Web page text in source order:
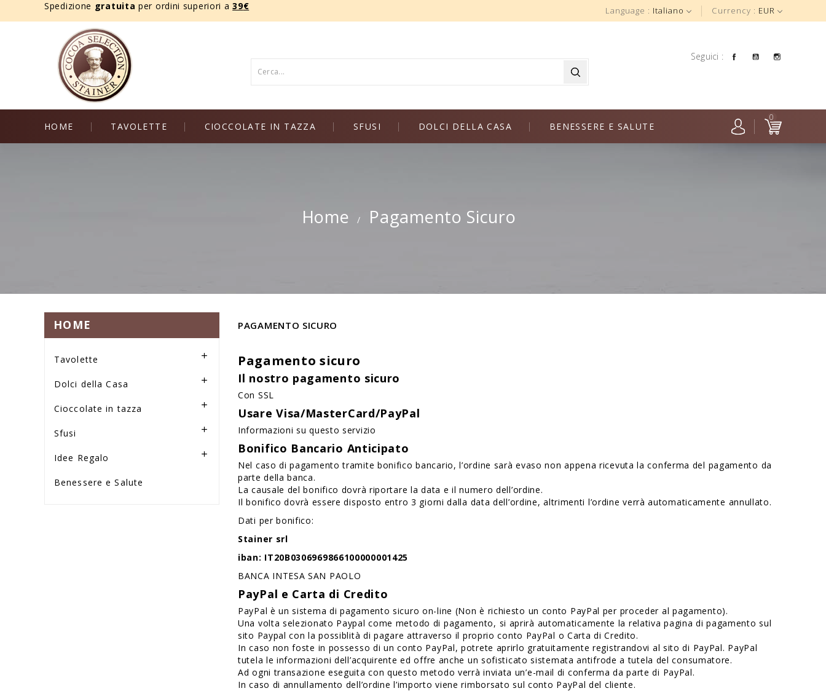
Spedizione gratuita per ordini superiori a39€ Currency : EUR
Language : Italiano
Seguici : FacebookYouTube
HOME TAVOLETTE CIOCCOLATE IN TAZZA SFUSI DOLCI DELLA CASA BENESSERE E SALUTE
0
Home Pagamento Sicuro
HOME
Tavolette 
Dolci della Casa 
Cioccolate in tazza 
Sfusi 
Idee Regalo 
Benessere e Salute
PAGAMENTO SICURO
Pagamento sicuro
Il nostro pagamento sicuro
Con SSL
Usare Visa/MasterCard/PayPal
Informazioni su questo servizio
Bonifico Bancario Anticipato
Nel caso di pagamento tramite bonifico bancario, l’ordine sarà evaso non appena ricevuta la conferma del pagamento da
parte della banca.
La causale del bonifico dovrà riportare la data e il numero dell’ordine.
Il bonifico dovrà essere disposto entro 3 giorni dalla data dell’ordine, altrimenti l’ordine verrà automaticamente annullato.
Dati per bonifico:
Stainer srl
iban: IT20B0306969866100000001425
BANCA INTESA SAN PAOLO
PayPal e Carta di Credito
PayPal è un sistema di pagamento sicuro on-line (Non è richiesto un conto PayPal per proceder al pagamento).
Una volta selezionato Paypal come metodo di pagamento, si aprirà automaticamente la relativa pagina di pagamento sul
sito Paypal con la possiblità di pagare attraverso il proprio conto PayPal o Carta di Credito.
In caso non foste in possesso di un conto PayPal, potrete aprirlo gratuitamente registrandovi al sito di PayPal. PayPal
tutela le informazioni dell’acquirente ed offre anche un sofisticato sistemata antifrode a tutela del consumatore.
Ad ogni transazione eseguita con questo metodo verrà inviata un’e-mail di conferma da parte di PayPal.
In caso di annullamento dell’ordine l’importo viene rimborsato sul conto PayPal del cliente.